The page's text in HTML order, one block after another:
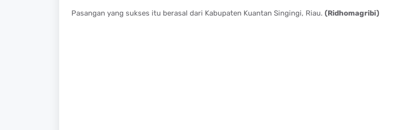
Pasangan yang sukses itu berasal dari Kabupaten Kuantan Singingi, Riau. (Ridhomagribi)